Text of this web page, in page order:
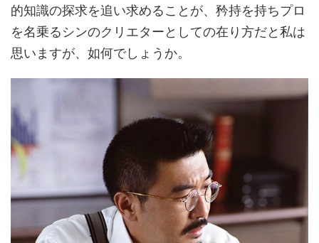
的知識の探求を追い求めることが、矜持を持ちプロ
を名乗るシンのクリエターとしての在り方だと私は
思いますが、如何でしょうか。